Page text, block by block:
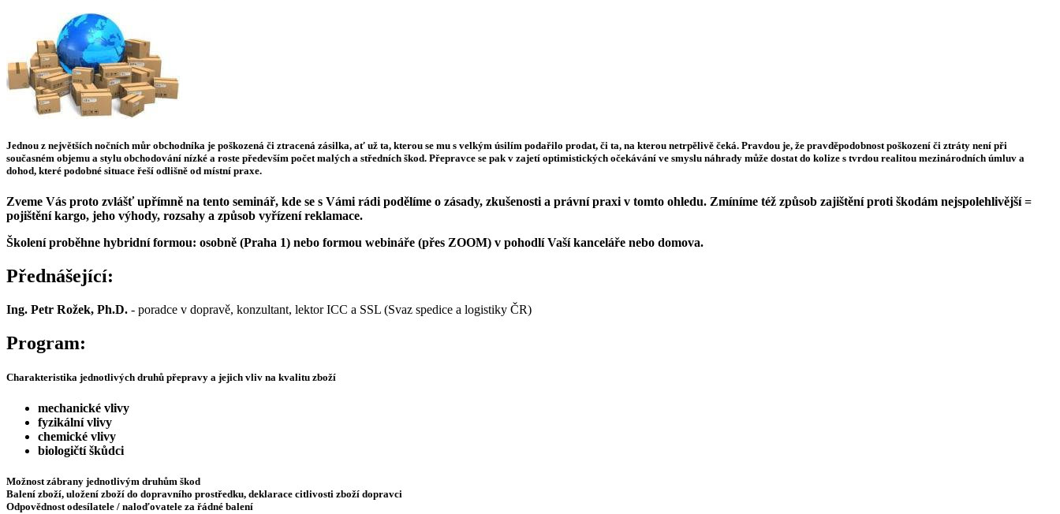
Jednou z největších nočních můr obchodníka je poškozená či ztracená zásilka, ať už ta, kterou se mu s velkým úsilím podařilo prodat, či ta, na kterou netrpělivě čeká. Pravdou je, že pravděpodobnost poškození či ztráty není při
současném objemu a stylu obchodování nízké a roste především počet malých a středních škod. Přepravce se pak v zajetí optimistických očekávání ve smyslu náhrady může dostat do kolize s tvrdou realitou mezinárodních úmluv a
dohod, které podobné situace řeší odlišně od místní praxe.
Zveme Vás proto zvlášť upřímně na tento seminář, kde se s Vámi rádi podělíme o zásady, zkušenosti a právní praxi v tomto ohledu. Zmíníme též způsob zajištění proti škodám nejspolehlivější =
pojištění kargo, jeho výhody, rozsahy a způsob vyřízení reklamace.
Školení proběhne hybridní formou: osobně (Praha 1) nebo formou webináře (přes ZOOM) v pohodlí Vaší kanceláře nebo domova.
Přednášející:
Ing. Petr Rožek, Ph.D. - poradce v dopravě, konzultant, lektor ICC a SSL (Svaz spedice a logistiky ČR)
Program:
Charakteristika jednotlivých druhů přepravy a jejich vliv na kvalitu zboží
mechanické vlivy
fyzikální vlivy
chemické vlivy
biologičtí škůdci
Možnost zábrany jednotlivým druhům škod
Balení zboží, uložení zboží do dopravního prostředku, deklarace citlivosti zboží dopravci
Odpovědnost odesílatele / naloďovatele za řádné balení